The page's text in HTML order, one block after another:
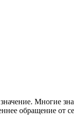
Многие
обращение от